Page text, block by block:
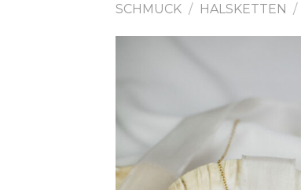
SCHMUCK / HALSKETTEN /